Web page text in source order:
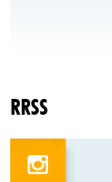
RRSS